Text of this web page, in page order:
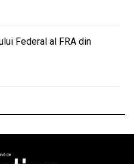
Federal al FRA din